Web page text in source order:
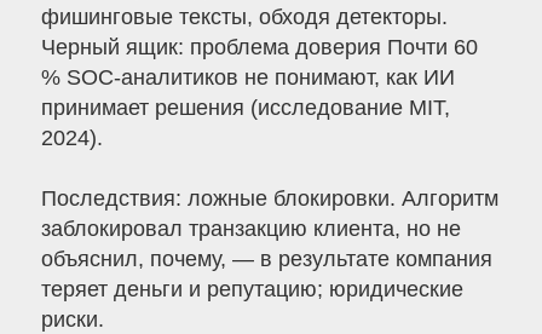
фишинговые тексты, обходя детекторы.
Черный ящик: проблема доверия Почти 60
% SOC-аналитиков не понимают, как ИИ
принимает решения (исследование MIT,
2024).
Последствия: ложные блокировки. Алгоритм
заблокировал транзакцию клиента, но не
объяснил, почему, — в результате компания
теряет деньги и репутацию; юридические
риски.